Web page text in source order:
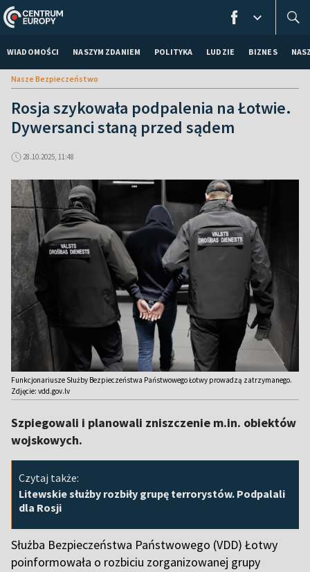
WIADOMOŚCI NASZYM ZDANIEM POLITYKA LUDZIE BIZNES
Nasze Bezpieczeństwo
Rosja szykowała podpalenia na Łotwie.
Dywersanci staną przed sądem
28.10.2025, 11:48
Funkcjonariusze Służby Bezpieczeństwa Państwowego Łotwy prowadzą zatrzymanego.
Zdjęcie: vdd.gov.lv
Szpiegowali i planowali zniszczenie m.in. obiektów
wojskowych.
Czytaj także:
Litewskie służby rozbiły grupę terrorystów. Podpalali
dla Rosji
Służba Bezpieczeństwa Państwowego (VDD) Łotwy
poinformowała o rozbiciu zorganizowanej grupy